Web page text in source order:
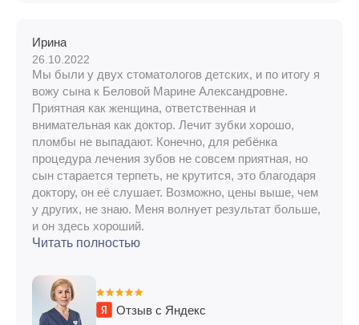
Ирина
26.10.2022
Мы были у двух стоматологов детских, и по итогу я
вожу сына к Беловой Марине Александровне.
Приятная как женщина, ответственная и
внимательная как доктор. Лечит зубки хорошо,
пломбы не выпадают. Конечно, для ребёнка
процедура лечения зубов не совсем приятная, но
сын старается терпеть, не крутится, это благодаря
доктору, он её слушает. Возможно, цены выше, чем
у других, не знаю. Меня волнует результат больше,
и он здесь хороший.
Читать полностью
Отзыв с Яндекс